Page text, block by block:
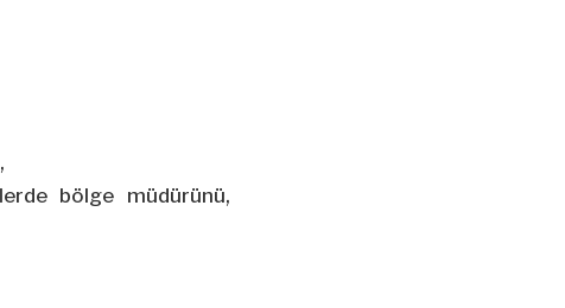
bölge müdürünü,